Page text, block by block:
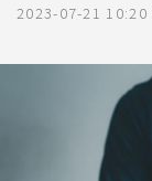
2023-07-21 10:20